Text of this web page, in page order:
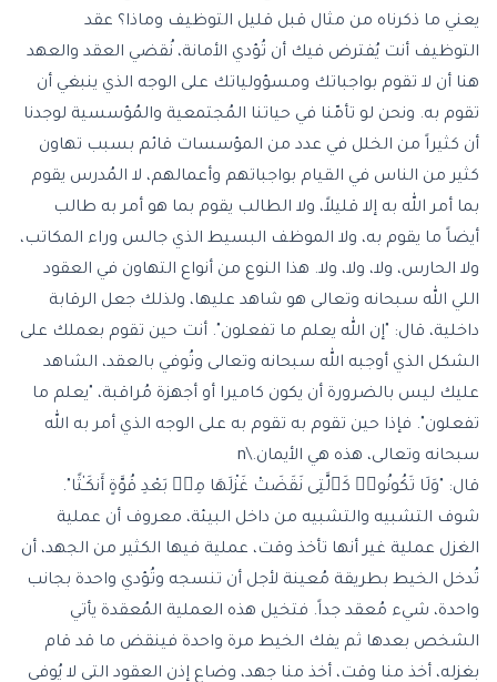
يعني ما ذكرناه من مثال قبل قليل التوظيف وماذا؟ عقد
التوظيف أنت يُفترض فيك أن تُؤدي الأمانة، نُقضي العقد والعهد
هنا أن لا تقوم بواجباتك ومسؤولياتك على الوجه الذي ينبغي أن
تقوم به. ونحن لو تأمّنا في حياتنا المُجتمعية والمُؤسسية لوجدنا
أن كثيراً من الخلل في عدد من المؤسسات قائم بسبب تهاون
كثير من الناس في القيام بواجباتهم وأعمالهم، لا المُدرس يقوم
بما أمر الله به إلا قليلاً، ولا الطالب يقوم بما هو أمر به طالب
أيضاً ما يقوم به، ولا الموظف البسيط الذي جالس وراء المكاتب،
ولا الحارس، ولا، ولا، ولا. هذا النوع من أنواع التهاون في العقود
اللي الله سبحانه وتعالى هو شاهد عليها، ولذلك جعل الرقابة
داخلية، قال: "إن الله يعلم ما تفعلون". أنت حين تقوم بعملك على
الشكل الذي أوجبه الله سبحانه وتعالى وتُوفي بالعقد، الشاهد
عليك ليس بالضرورة أن يكون كاميرا أو أجهزة مُراقبة، "يعلم ما
تفعلون". فإذا حين تقوم به تقوم به على الوجه الذي أمر به الله
سبحانه وتعالى، هذه هي الأيمان.\n
قال: " وَلَا تَكُونُوا۟ كَٱلَّتِى نَقَضَتْ غَزْلَهَا مِنۢ بَعْدِ قُوَّةٍ أَنكَـٰثًا ".
شوف التشبيه والتشبيه من داخل البيئة، معروف أن عملية
الغزل عملية غير أنها تأخذ وقت، عملية فيها الكثير من الجهد، أن
تُدخل الخيط بطريقة مُعينة لأجل أن تنسجه وتُؤدي واحدة بجانب
واحدة، شيء مُعقد جداً. فتخيل هذه العملية المُعقدة يأتي
الشخص بعدها ثم يفك الخيط مرة واحدة فينقض ما قد قام
بغزله، أخذ منا وقت، أخذ منا جهد، وضاع إذن العقود التي لا يُوفى